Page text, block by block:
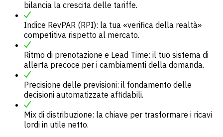
bilancia la crescita delle tariffe.
Indice RevPAR (RPI): la tua «verifica della realtà»
competitiva rispetto al mercato.
Ritmo di prenotazione e Lead Time: il tuo sistema di
allerta precoce per i cambiamenti della domanda.
Precisione delle previsioni: il fondamento delle
decisioni automatizzate affidabili.
Mix di distribuzione: la chiave per trasformare i ricavi
lordi in utile netto.